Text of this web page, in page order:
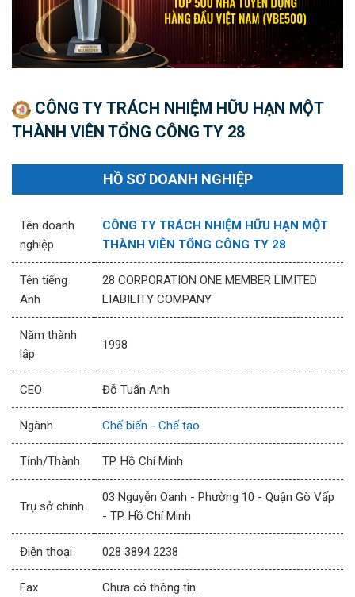
CÔNG TY TRÁCH NHIỆM HỮU HẠN MỘT
THÀNH VIÊN TỔNG CÔNG TY 28
HỒ SƠ DOANH NGHIỆP
Tên doanh
nghiệp
CÔNG TY TRÁCH NHIỆM HỮU HẠN MỘT
THÀNH VIÊN TỔNG CÔNG TY 28
Tên tiếng
Anh
28 CORPORATION ONE MEMBER LIMITED
LIABILITY COMPANY
Năm thành
lập
1998
CEO Đỗ Tuấn Anh
Ngành Chế biến - Chế tạo
Tỉnh/Thành TP. Hồ Chí Minh
Trụ sở chính
03 Nguyễn Oanh - Phường 10 - Quận Gò Vấp
- TP. Hồ Chí Minh
Điện thoại 028 3894 2238
Fax Chưa có thông tin.